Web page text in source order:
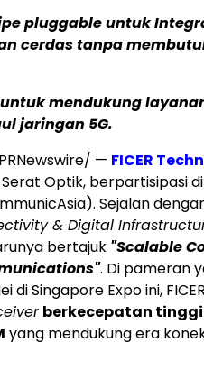
pluggable untuk
cerdas tanpa
untuk mendukung
jaringan 5G.
— FICER
Optik, berpartisipasi
Sejalan
& Digital
bertajuk "Scalable
. Di pameran
di Singapore Expo ini, FICER
berkecepatan tinggi
yang mendukung era